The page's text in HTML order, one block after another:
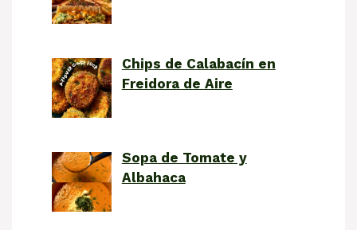
Chips de Calabacín en
Freidora de Aire
Sopa de Tomate y
Albahaca